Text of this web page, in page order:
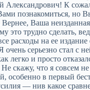
Александрович! К
познакомиться, но
Ваша
это трудно сделать,
расходы на ее издание
очень серьезно стал с
легко и просто
скажу, что я совсем
особенно в первый
— нив какое